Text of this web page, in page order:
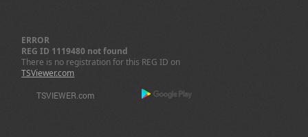
ERROR
REG ID 1119480 not found
There is no registration for this REG ID on
TSViewer.com